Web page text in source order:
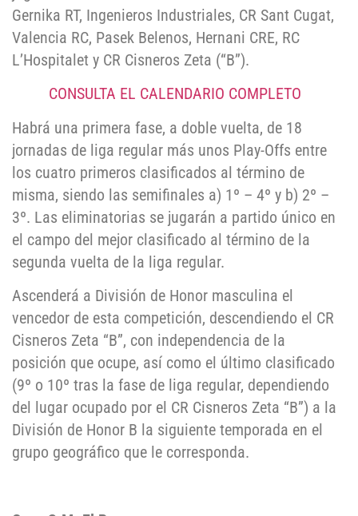
Gernika RT, Ingenieros Industriales, CR Sant Cugat,
Valencia RC, Pasek Belenos, Hernani CRE, RC
L’Hospitalet y CR Cisneros Zeta (“B”).
CONSULTA EL CALENDARIO COMPLETO
Habrá una primera fase, a doble vuelta, de 18
jornadas de liga regular más unos Play-Offs entre
los cuatro primeros clasificados al término de
misma, siendo las semifinales a) 1º – 4º y b) 2º –
3º. Las eliminatorias se jugarán a partido único en
el campo del mejor clasificado al término de la
segunda vuelta de la liga regular.
Ascenderá a División de Honor masculina el
vencedor de esta competición, descendiendo el CR
Cisneros Zeta “B”, con independencia de la
posición que ocupe, así como el último clasificado
(9º o 10º tras la fase de liga regular, dependiendo
del lugar ocupado por el CR Cisneros Zeta “B”) a la
División de Honor B la siguiente temporada en el
grupo geográfico que le corresponda.